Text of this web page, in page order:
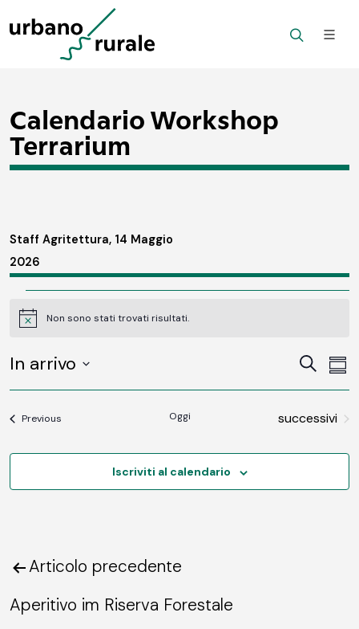
Calendario Workshop
Terrarium
Staff Agritettura, 14 Maggio
2026
Eventi
NoticeNon sono stati trovati risultati.
Eventi
e
viste
Cerca
In arrivo
Previous Oggi Eventi
successivi
Iscriviti al calendario
Navigazione
articoli
Articolo precedente
Aperitivo im Riserva Forestale